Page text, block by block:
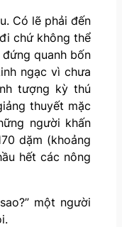
Có lẽ phải đến
chứ không thể
quanh bốn
ngạc vì chưa
tượng kỳ thú
thuyết mặc
người khấn
dặm (khoảng
hết các nông
một người